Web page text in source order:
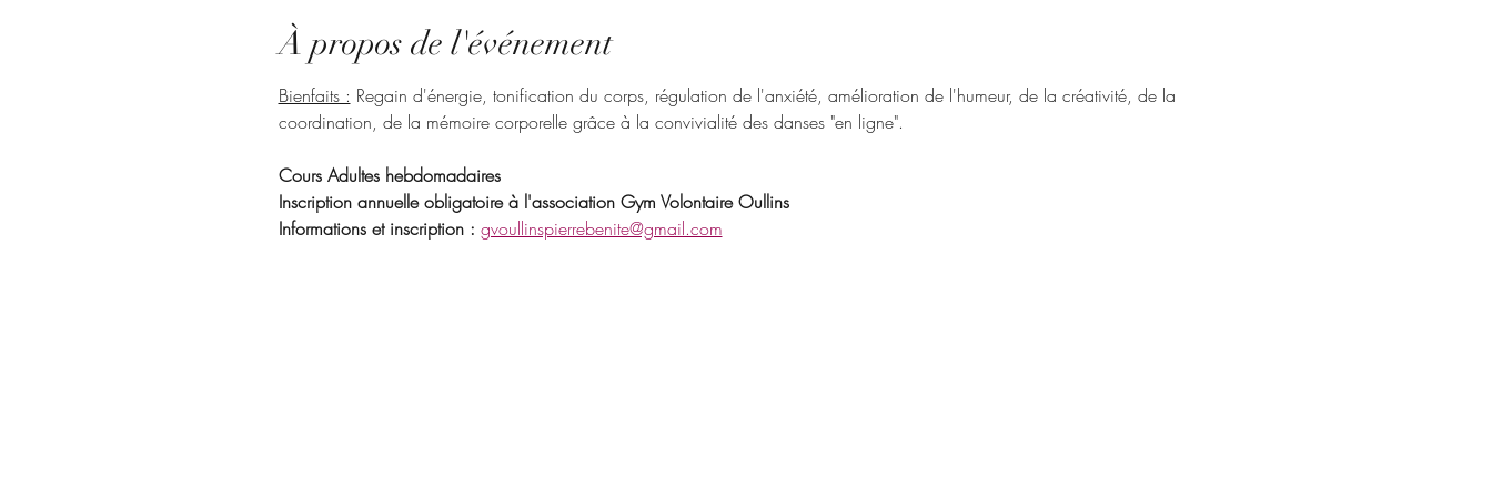
À propos de l'événement
Bienfaits : Regain d'énergie, tonification du corps, régulation de l'anxiété, amélioration de l'humeur, de la créativité, de la
coordination, de la mémoire corporelle grâce à la convivialité des danses "en ligne".
Cours Adultes hebdomadaires
Inscription annuelle obligatoire à l'association Gym Volontaire Oullins
Informations et inscription : gvoullinspierrebenite@gmail.com